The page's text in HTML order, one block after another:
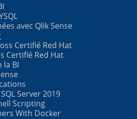
avec Qlik Sense
Certifié Red Hat
Certifié Red Hat
la BI
Server 2019
Scripting
With Docker